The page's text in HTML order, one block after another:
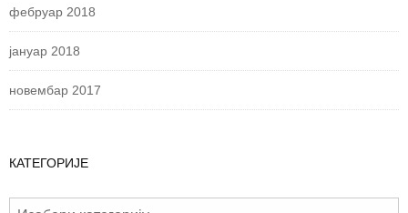
фебруар 2018
јануар 2018
новембар 2017
КАТЕГОРИЈЕ